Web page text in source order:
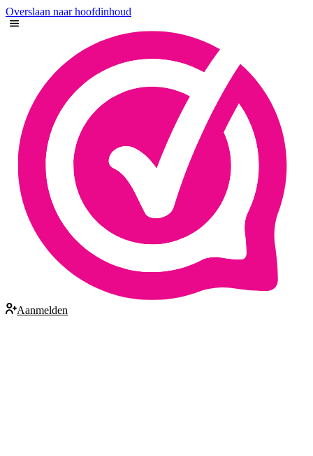
Overslaan naar hoofdinhoud
Aanmelden